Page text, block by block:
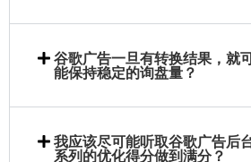
谷歌广告一旦有转换结果，就
能保持稳定的询盘量？
我应该尽可能听取谷歌广告后
系列的优化得分做到满分？